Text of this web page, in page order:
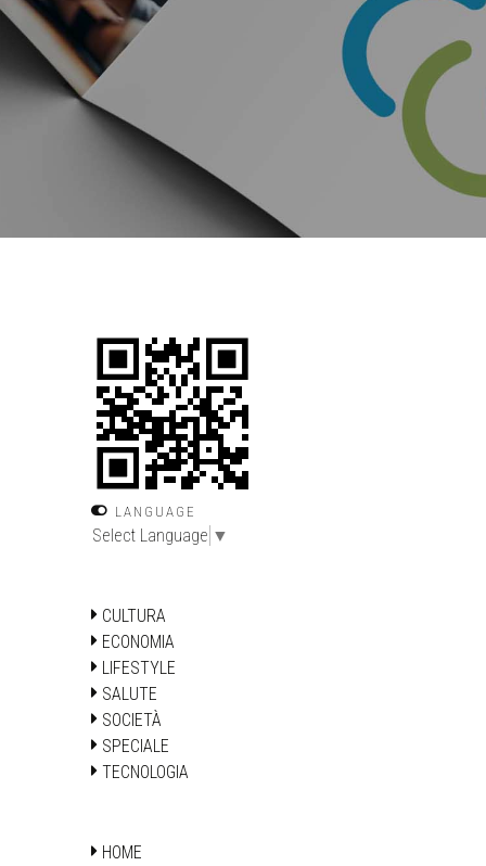
LANGUAGE
Select Language ▼
CULTURA
ECONOMIA
LIFESTYLE
SALUTE
SOCIETÀ
SPECIALE
TECNOLOGIA
HOME